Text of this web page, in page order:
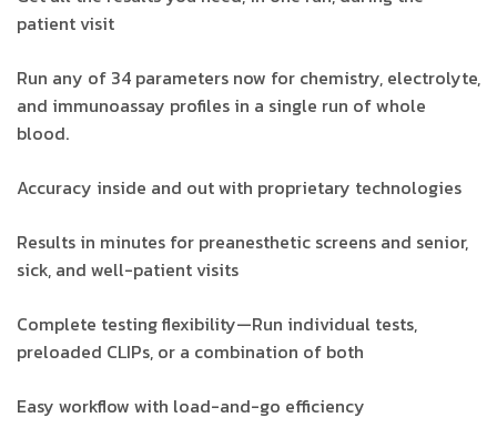
patient visit
Run any of 34 parameters now for chemistry, electrolyte,
and immunoassay profiles in a single run of whole
blood.
Accuracy inside and out with proprietary technologies
Results in minutes for preanesthetic screens and senior,
sick, and well-patient visits
Complete testing flexibility—Run individual tests,
preloaded CLIPs, or a combination of both
Easy workflow with load-and-go efficiency